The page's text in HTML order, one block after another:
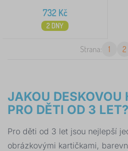
732Kč
2 DNY
Strana: 1 2
JAKOU DESKOVOU
PRO DĚTI OD 3 LET?
Pro děti od 3 let jsou nejlepší
obrázkovými kartičkami,